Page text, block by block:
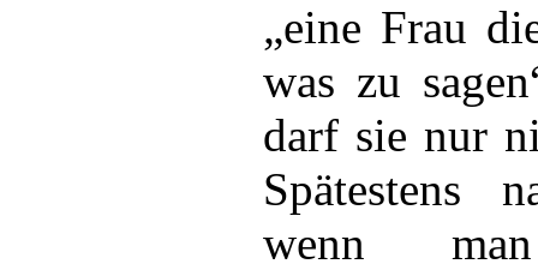
„eine Frau
was zu
darf sie nur
Spätestens
wenn